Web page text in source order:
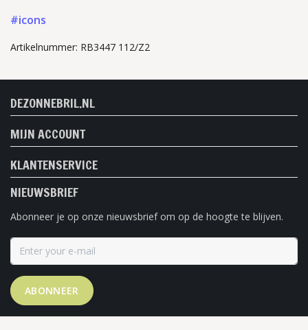
#icons
Artikelnummer: RB3447 112/Z2
DEZONNEBRIL.NL
MIJN ACCOUNT
KLANTENSERVICE
NIEUWSBRIEF
Abonneer je op onze nieuwsbrief om op de hoogte te blijven.
ABONNEER